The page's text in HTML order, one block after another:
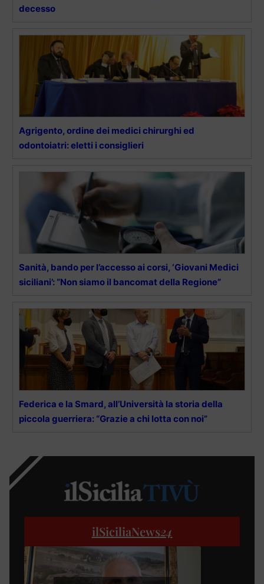
decesso
Agrigento, ordine dei medici chirurghi ed
odontoiatri: eletti i consiglieri
Sanità, bando per l’accesso ai corsi, ‘Giovani Medici
siciliani’: “Non siamo il bancomat della Regione”
Federica e la Smard, all’Università la storia della
piccola guerriera: “Grazie a chi lotta con noi”
ilSiciliaNews24